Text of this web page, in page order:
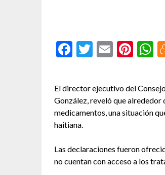
Facebook
Twitter
Email
El director ejecutivo del
González, reveló que alrededor
medicamentos, una situación
haitiana.
Las declaraciones fueron
no cuentan con acceso a los